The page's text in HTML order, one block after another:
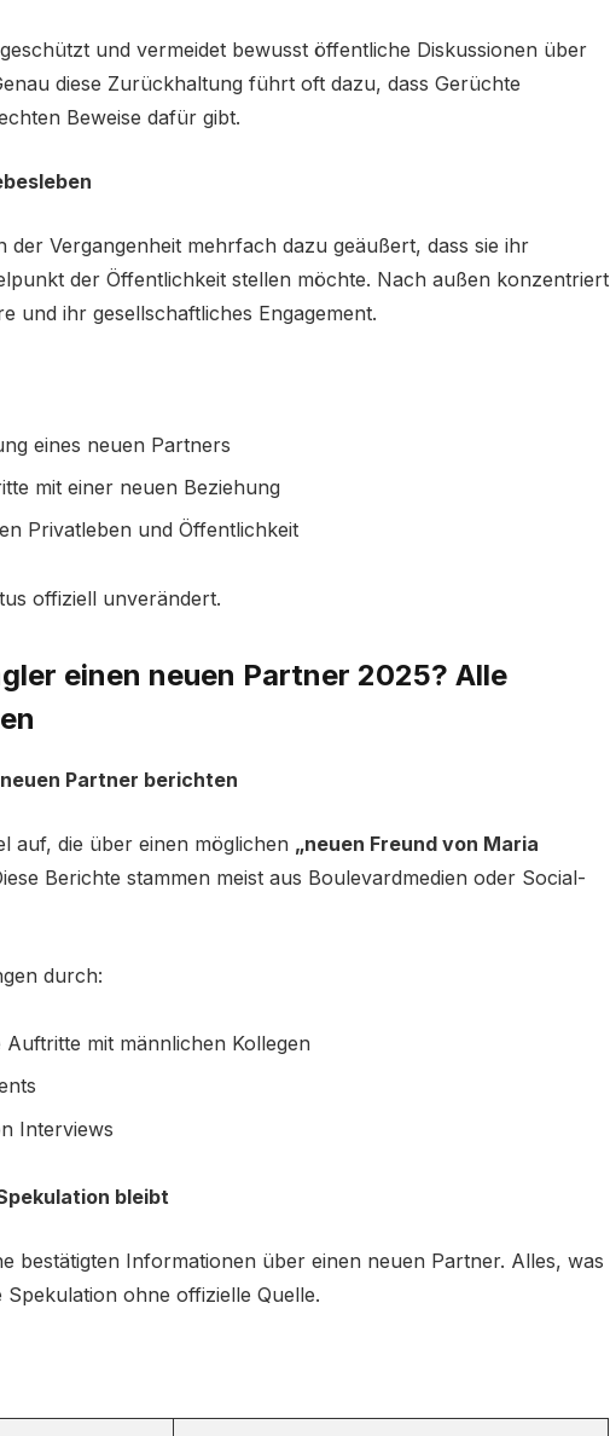
und vermeidet bewusst öffentliche Diskussionen über
diese Zurückhaltung führt oft dazu, dass Gerüchte
Beweise dafür gibt.
der Vergangenheit mehrfach dazu geäußert, dass sie ihr
der Öffentlichkeit stellen möchte. Nach außen konzentriert
und ihr gesellschaftliches Engagement.
eines neuen Partners
mit einer neuen Beziehung
Privatleben und Öffentlichkeit
offiziell unverändert.
einen neuen Partner 2025? Alle
Partner berichten
auf, die über einen möglichen „neuen Freund von Maria
Berichte stammen meist aus Boulevardmedien oder Social-
durch:
mit männlichen Kollegen
Interviews
bleibt
bestätigten Informationen über einen neuen Partner. Alles, was
ohne offizielle Quelle.